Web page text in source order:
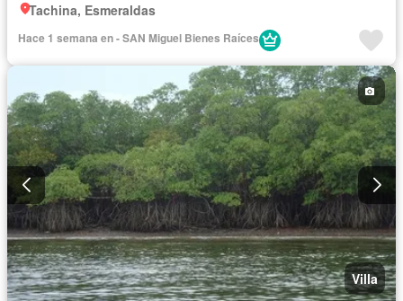
Tachina, Esmeraldas
Hace 1 semana en - SAN Miguel Bienes Raíces
Villa